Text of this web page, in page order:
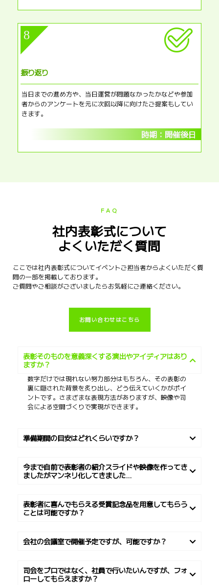
8
振り返り​
当日までの進め方や、当日運営が問題なかったかなどや参加
者からのアンケートを元に次回以降に向けたご提案もしてい
きます。
時期：開催後日
FAQ
社内表彰式について
よくいただく質問
ここでは社内表彰式についてイベントご担当者からよくいただく質
問の一部を掲載しております。
ご質問やご相談がございましたらお気軽にご連絡ください。
お問い合わせはこちら
表彰そのものを意義深くする演出やアイディアはあり
ますか？
数字だけでは現れない努力部分はもちろん、その表彰の
裏に隠された背景を炙り出し、どう伝えていくかがポイ
ントです。さまざまな表現方法がありますが、映像や司
会による空間づくりで実現ができます。
準備期間の目安はどれくらいですか？
今まで自前で表彰者の紹介スライドや映像を作ってき
ましたがマンネリ化してきました...
表彰者に喜んでもらえる受賞記念品を用意してもらう
ことは可能ですか？
会社の会議室で開催予定ですが、可能ですか？
司会をプロではなく、社員で行いたいんですが、フォ
ローしてもらえますか？